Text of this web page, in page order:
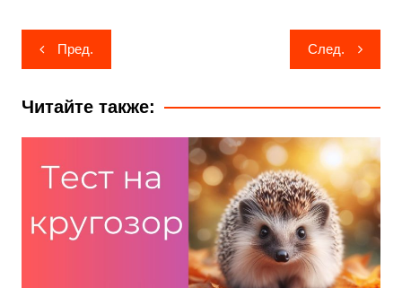
Навигация
по
записям
Пред. След.
Читайте также: